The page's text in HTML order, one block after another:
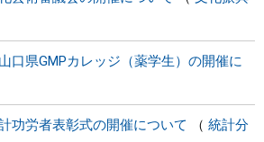
口県GMPカレッジ（薬学生）の開催に
労者表彰式の開催について
統計分